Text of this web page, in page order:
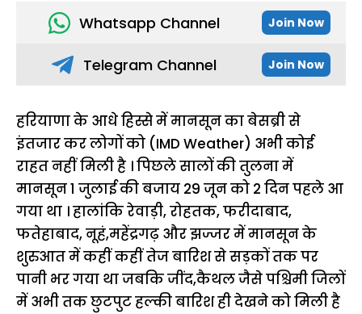
Whatsapp Channel Join Now
Telegram Channel Join Now
हरियाणा के आधे हिस्से में मानसून का बेसब्री से
इंतजार कर लोगों को (IMD Weather) अभी कोई
राहत नहीं मिली है । पिछले सालों की तुलना में
मानसून 1 जुलाई की बजाय 29 जून को 2 दिन पहले आ
गया था । हालांकि रेवाड़ी, रोहतक, फरीदाबाद,
फतेहाबाद, नूहं,महेंद्रगढ़ और झज्जर में मानसून के
शुरुआत में कहीं कहीं तेज बारिश से सड़कों तक पर
पानी भर गया था जबकि जींद,कैथल जैसे पश्चिमी जिलों
में अभी तक छुटपुट हल्की बारिश ही देखने को मिली है